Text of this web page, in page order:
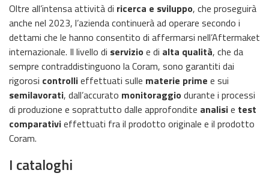
Oltre all’intensa attività di ricerca e sviluppo, che proseguirà
anche nel 2023, l’azienda continuerà ad operare secondo i
dettami che le hanno consentito di affermarsi nell’Aftermaket
internazionale. Il livello di servizio e di alta qualità, che da
sempre contraddistinguono la Coram, sono garantiti dai
rigorosi controllieffettuati sulle materie prime e sui
semilavorati, dall’accurato monitoraggio durante i processi
di produzione e soprattutto dalle approfondite analisie test
comparativieffettuati fra il prodotto originale e il prodotto
Coram.
I cataloghi